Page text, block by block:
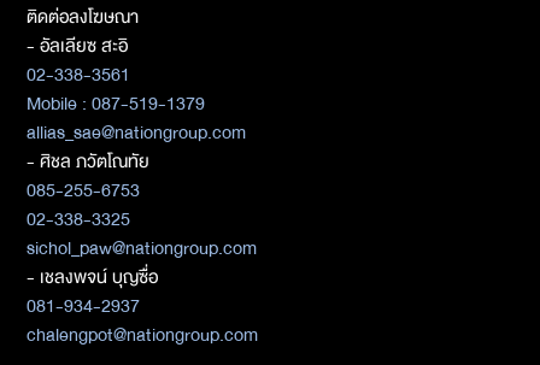
ติดต่อลงโฆษณา
- อัลเลียซ สะอิ
02-338-3561
Mobile : 087-519-1379
allias_sae@nationgroup.com
- ศิชล ภวัตโณทัย
085-255-6753
02-338-3325
sichol_paw@nationgroup.com
- เชลงพจน์ บุญซื่อ
081-934-2937
chalengpot@nationgroup.com